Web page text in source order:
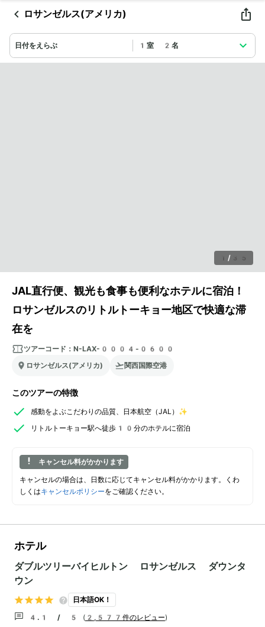
ロサンゼルス(アメリカ)
日付をえらぶ 1室 2名
1 / 35
JAL直行便、観光も食事も便利なホテルに宿泊！
ロサンゼルスのリトルトーキョー地区で快適な滞
在を
ツアーコード： N-LAX-0004-0600
ロサンゼルス(アメリカ)
関西国際空港
このツアーの特徴
感動をよぶこだわりの品質、日本航空（JAL）✨
リトルトーキョー駅へ徒歩10分のホテルに宿泊
キャンセル料がかかります
キャンセルの場合は、日数に応じてキャンセル料がかかります。くわ
しくはキャンセルポリシーをご確認ください。
ホテル
ダブルツリーバイヒルトン ロサンゼルス ダウンタ
ウン
日本語OK！
4.1 / 5 ( 2,577件のレビュー)